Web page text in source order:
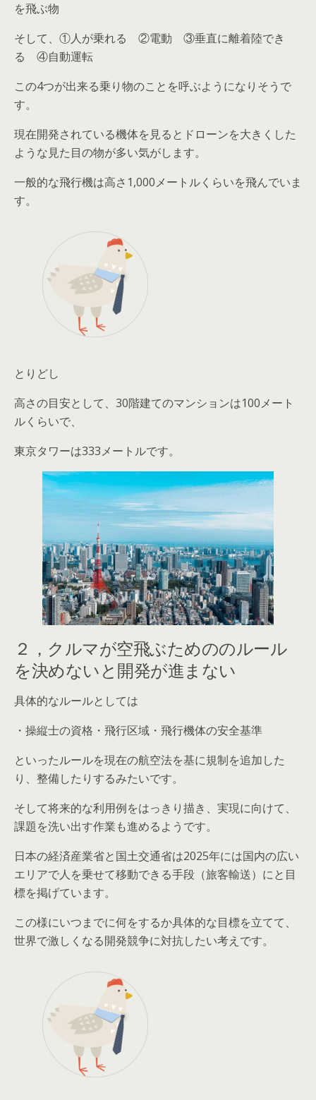
を飛ぶ物
そして、①人が乗れる ②電動 ③垂直に離着陸でき
る ④自動運転
この4つが出来る乗り物のことを呼ぶようになりそうで
す。
現在開発されている機体を見るとドローンを大きくした
ような見た目の物が多い気がします。
一般的な飛行機は高さ1,000メートルくらいを飛んでいま
す。
とりどし
高さの目安として、30階建てのマンションは100メート
ルくらいで、
東京タワーは333メートルです。
２，クルマが空飛ぶためののルール
を決めないと開発が進まない
具体的なルールとしては
・ 操縦士の資格 ・ 飛行区域 ・ 飛行機体の安全基準
といったルールを現在の航空法を基に規制を追加した
り、整備したりするみたいです。
そして将来的な利用例をはっきり描き、実現に向けて、
課題を洗い出す作業も進めるようです。
日本の経済産業省と国土交通省は2025年には国内の広い
エリアで人を乗せて移動できる手段（旅客輸送）にと目
標を掲げています。
この様にいつまでに何をするか具体的な目標を立てて、
世界で激しくなる開発競争に対抗したい考えです。